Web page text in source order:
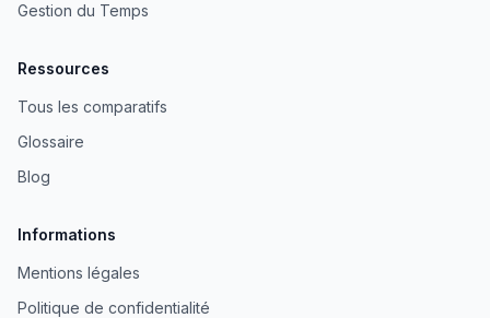
Gestion du Temps
Ressources
Tous les comparatifs
Glossaire
Blog
Informations
Mentions légales
Politique de confidentialité